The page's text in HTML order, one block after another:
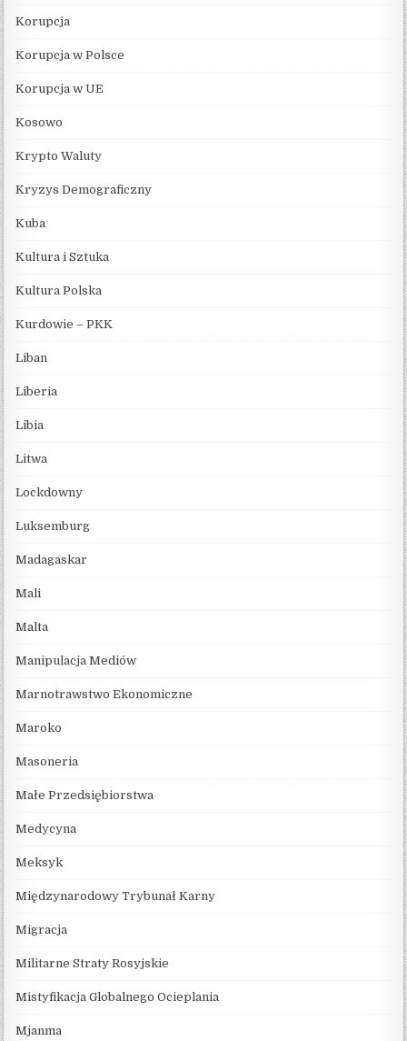
Korupcja
Korupcja w Polsce
Korupcja w UE
Kosowo
Krypto Waluty
Kryzys Demograficzny
Kuba
Kultura i Sztuka
Kultura Polska
Kurdowie – PKK
Liban
Liberia
Libia
Litwa
Lockdowny
Luksemburg
Madagaskar
Mali
Malta
Manipulacja Mediów
Marnotrawstwo Ekonomiczne
Maroko
Masoneria
Małe Przedsiębiorstwa
Medycyna
Meksyk
Międzynarodowy Trybunał Karny
Migracja
Militarne Straty Rosyjskie
Mistyfikacja Globalnego Ocieplania
Mjanma